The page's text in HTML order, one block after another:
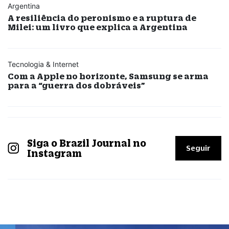
Argentina
A resiliência do peronismo e a ruptura de
Milei: um livro que explica a Argentina
Tecnologia & Internet
Com a Apple no horizonte, Samsung se arma
para a “guerra dos dobráveis”
Siga o Brazil Journal no
Instagram
Seguir